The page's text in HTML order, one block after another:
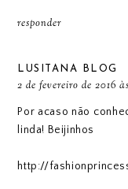
responder
LUSITANA BLOG
2 de fevereiro de 2016
Por acaso não
linda! Beijinhos
http://